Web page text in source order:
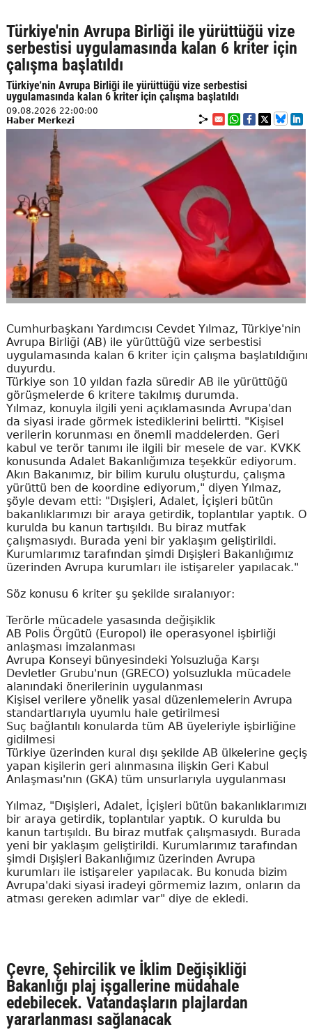
Türkiye'nin Avrupa Birliği ile yürüttüğü vize
serbestisi uygulamasında kalan 6 kriter için
çalışma başlatıldı
Türkiye'nin Avrupa Birliği ile yürüttüğü vize serbestisi
uygulamasında kalan 6 kriter için çalışma başlatıldı
09.08.2026 22:00:00
Haber Merkezi
Cumhurbaşkanı Yardımcısı Cevdet Yılmaz, Türkiye'nin
Avrupa Birliği (AB) ile yürüttüğü vize serbestisi
uygulamasında kalan 6 kriter için çalışma başlatıldığını
duyurdu.
Türkiye son 10 yıldan fazla süredir AB ile yürüttüğü
görüşmelerde 6 kritere takılmış durumda.
Yılmaz, konuyla ilgili yeni açıklamasında Avrupa'dan
da siyasi irade görmek istediklerini belirtti. "Kişisel
verilerin korunması en önemli maddelerden. Geri
kabul ve terör tanımı ile ilgili bir mesele de var. KVKK
konusunda Adalet Bakanlığımıza teşekkür ediyorum.
Akın Bakanımız, bir bilim kurulu oluşturdu, çalışma
yürüttü ben de koordine ediyorum," diyen Yılmaz,
şöyle devam etti: "Dışişleri, Adalet, İçişleri bütün
bakanlıklarımızı bir araya getirdik, toplantılar yaptık. O
kurulda bu kanun tartışıldı. Bu biraz mutfak
çalışmasıydı. Burada yeni bir yaklaşım geliştirildi.
Kurumlarımız tarafından şimdi Dışişleri Bakanlığımız
üzerinden Avrupa kurumları ile istişareler yapılacak."
Söz konusu 6 kriter şu şekilde sıralanıyor:
Terörle mücadele yasasında değişiklik
AB Polis Örgütü (Europol) ile operasyonel işbirliği
anlaşması imzalanması
Avrupa Konseyi bünyesindeki Yolsuzluğa Karşı
Devletler Grubu'nun (GRECO) yolsuzlukla mücadele
alanındaki önerilerinin uygulanması
Kişisel verilere yönelik yasal düzenlemelerin Avrupa
standartlarıyla uyumlu hale getirilmesi
Suç bağlantılı konularda tüm AB üyeleriyle işbirliğine
gidilmesi
Türkiye üzerinden kural dışı şekilde AB ülkelerine geçiş
yapan kişilerin geri alınmasına ilişkin Geri Kabul
Anlaşması'nın (GKA) tüm unsurlarıyla uygulanması
Yılmaz, "Dışişleri, Adalet, İçişleri bütün bakanlıklarımızı
bir araya getirdik, toplantılar yaptık. O kurulda bu
kanun tartışıldı. Bu biraz mutfak çalışmasıydı. Burada
yeni bir yaklaşım geliştirildi. Kurumlarımız tarafından
şimdi Dışişleri Bakanlığımız üzerinden Avrupa
kurumları ile istişareler yapılacak. Bu konuda bizim
Avrupa'daki siyasi iradeyi görmemiz lazım, onların da
atması gereken adımlar var" diye de ekledi.
Çevre, Şehircilik ve İklim Değişikliği
Bakanlığı plaj işgallerine müdahale
edebilecek. Vatandaşların plajlardan
yararlanması sağlanacak